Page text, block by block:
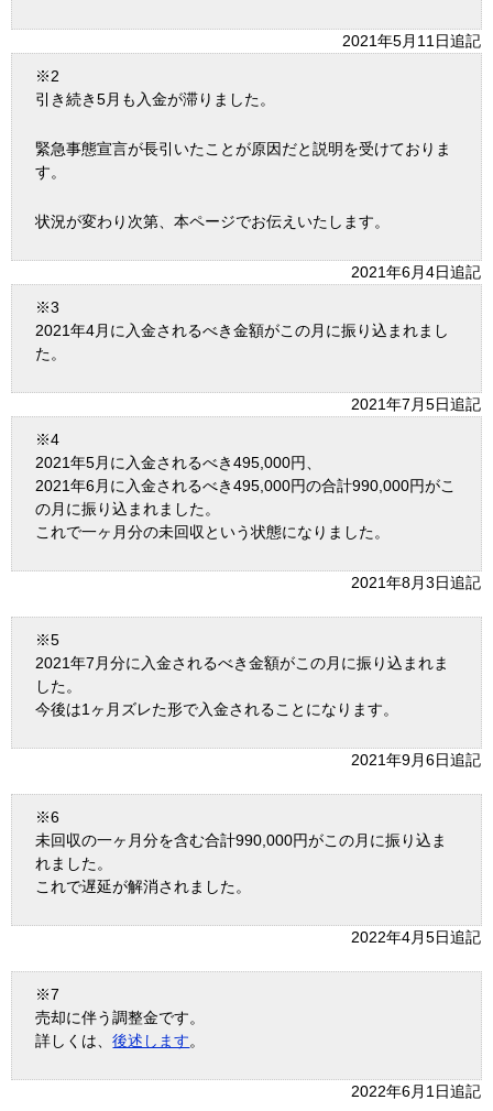
2021年5月11日追記
※2
引き続き5月も入金が滞りました。
緊急事態宣言が長引いたことが原因だと説明を受けておりま
す。
状況が変わり次第、本ページでお伝えいたします。
2021年6月4日追記
※3
2021年4月に入金されるべき金額がこの月に振り込まれまし
た。
2021年7月5日追記
※4
2021年5月に入金されるべき495,000円、
2021年6月に入金されるべき495,000円の合計990,000円がこ
の月に振り込まれました。
これで一ヶ月分の未回収という状態になりました。
2021年8月3日追記
※5
2021年7月分に入金されるべき金額がこの月に振り込まれま
した。
今後は1ヶ月ズレた形で入金されることになります。
2021年9月6日追記
※6
未回収の一ヶ月分を含む合計990,000円がこの月に振り込ま
れました。
これで遅延が解消されました。
2022年4月5日追記
※7
売却に伴う調整金です。
詳しくは、後述します。
2022年6月1日追記